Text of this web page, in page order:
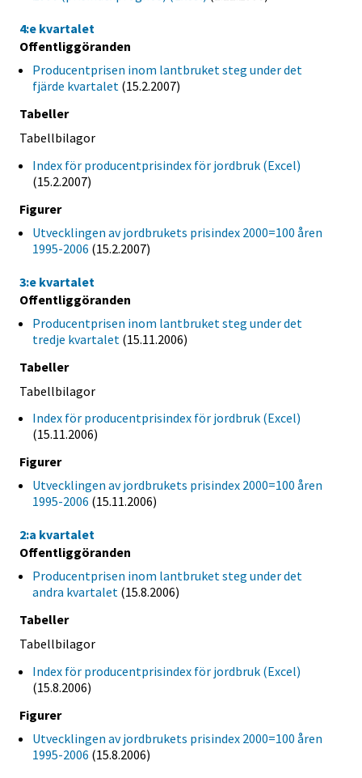
4:e kvartalet
Offentliggöranden
Producentprisen inom lantbruket steg under det
fjärde kvartalet (15.2.2007)
Tabeller
Tabellbilagor
Index för producentprisindex för jordbruk (Excel)
(15.2.2007)
Figurer
Utvecklingen av jordbrukets prisindex 2000=100 åren
1995-2006 (15.2.2007)
3:e kvartalet
Offentliggöranden
Producentprisen inom lantbruket steg under det
tredje kvartalet (15.11.2006)
Tabeller
Tabellbilagor
Index för producentprisindex för jordbruk (Excel)
(15.11.2006)
Figurer
Utvecklingen av jordbrukets prisindex 2000=100 åren
1995-2006 (15.11.2006)
2:a kvartalet
Offentliggöranden
Producentprisen inom lantbruket steg under det
andra kvartalet (15.8.2006)
Tabeller
Tabellbilagor
Index för producentprisindex för jordbruk (Excel)
(15.8.2006)
Figurer
Utvecklingen av jordbrukets prisindex 2000=100 åren
1995-2006 (15.8.2006)